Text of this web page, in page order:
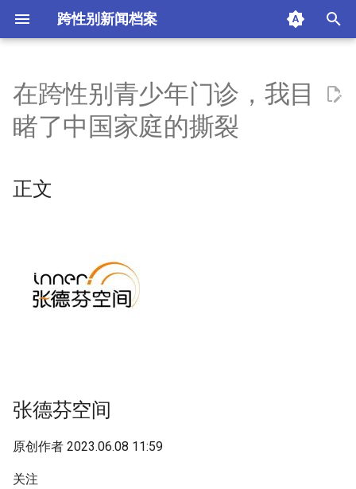
跨性别新闻档案
t
a
a
r
正文
摘要与附加信息
在跨性别青少年门诊，我目
睹了中国家庭的撕裂
正文
张德芬空间
原创作者 2023.06.08 11:59
关注